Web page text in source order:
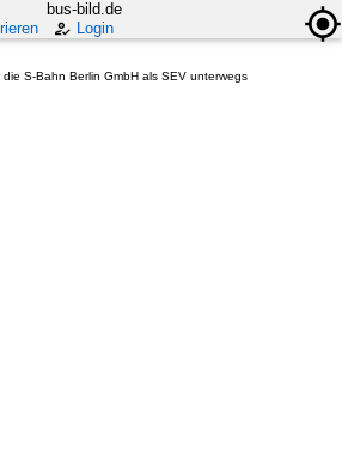
bus-bild.de
Login
S-Bahn Berlin GmbH als SEV unterwegs